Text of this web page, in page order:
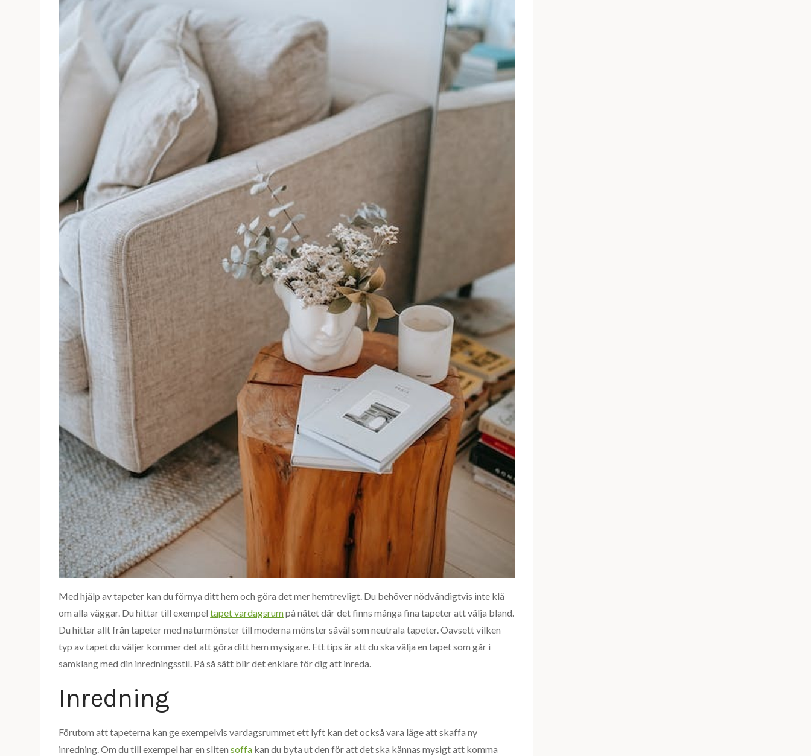
Med hjälp av tapeter kan du förnya ditt hem och göra det mer hemtrevligt. Du behöver nödvändigtvis inte klä
om alla väggar. Du hittar till exempeltapet vardagsrumpå nätet där det finns många fina tapeter att välja bland.
Du hittar allt från tapeter med naturmönster till moderna mönster såväl som neutrala tapeter. Oavsett vilken
typ av tapet du väljer kommer det att göra ditt hem mysigare. Ett tips är att du ska välja en tapet som går i
samklang med din inredningsstil. På så sätt blir det enklare för dig att inreda.
Inredning
Förutom att tapeterna kan ge exempelvis vardagsrummet ett lyft kan det också vara läge att skaffa ny
inredning. Om du till exempel har en slitensoffa kan du byta ut den för att det ska kännas mysigt att komma